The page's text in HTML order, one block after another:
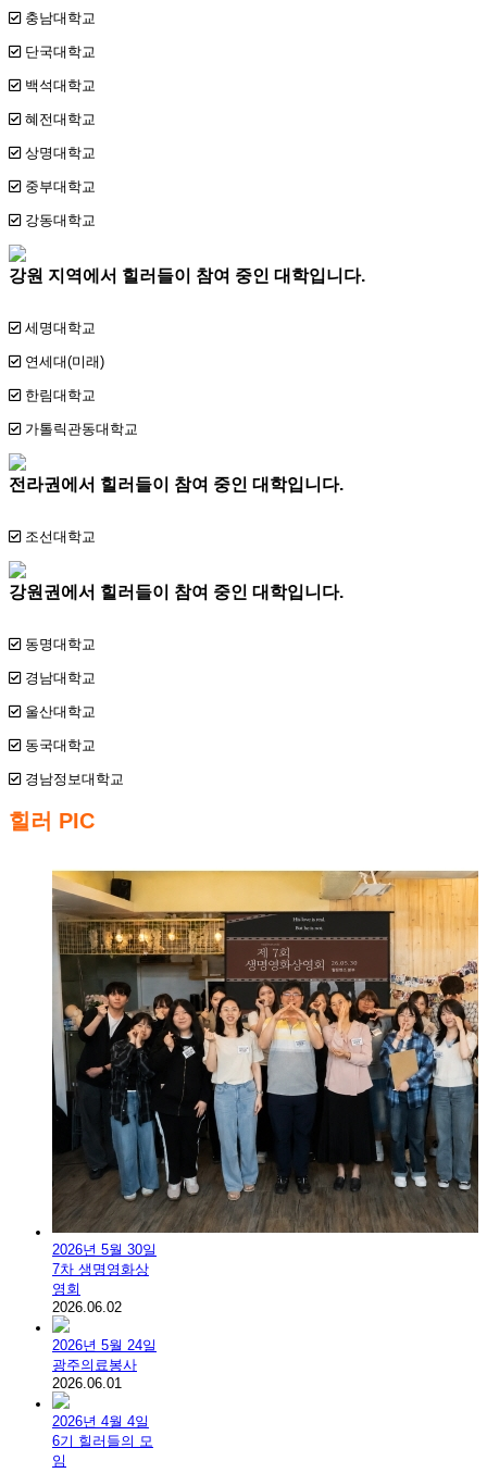
충남대학교
단국대학교
백석대학교
혜전대학교
상명대학교
중부대학교
강동대학교
강원 지역에서 힐러들이 참여 중인 대학입니다.
세명대학교
연세대(미래)
한림대학교
가톨릭관동대학교
전라권에서 힐러들이 참여 중인 대학입니다.
조선대학교
강원권에서 힐러들이 참여 중인 대학입니다.
동명대학교
경남대학교
울산대학교
동국대학교
경남정보대학교
힐러 PIC
2026년 5월 30일
7차 생명영화상
영회
2026.06.02
2026년 5월 24일
광주의료봉사
2026.06.01
2026년 4월 4일
6기 힐러들의 모
임